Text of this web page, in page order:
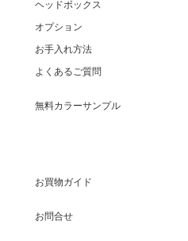
ヘッドボックス
オプション
お手入れ方法
よくあるご質問
無料カラーサンプル
お買物ガイド
お問合せ